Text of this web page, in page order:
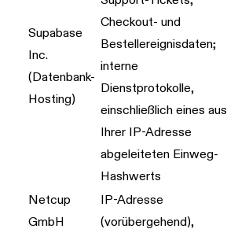
Supabase
Inc.
(Datenbank-
Hosting)
Checkout- und
Bestellereignisdaten;
interne
Dienstprotokolle,
einschließlich eines aus
Ihrer IP-Adresse
abgeleiteten Einweg-
Hashwerts
Netcup
GmbH
IP-Adresse
(vorübergehend),